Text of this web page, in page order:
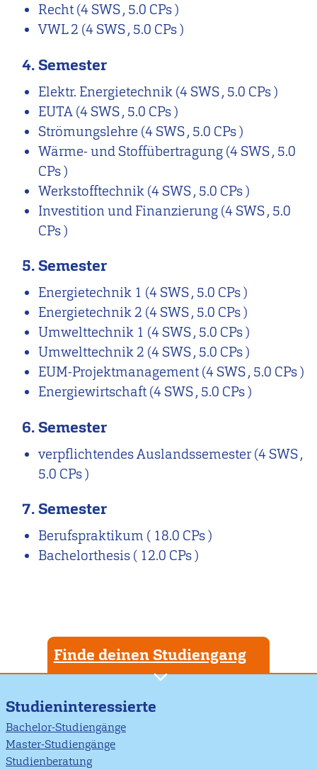
Recht(4 SWS , 5.0 CPs )
VWL 2 (4 SWS , 5.0 CPs )
4. Semester
Elektr. Energietechnik (4 SWS , 5.0 CPs )
EUTA (4 SWS , 5.0 CPs )
Strömungslehre (4 SWS , 5.0 CPs )
Wärme- und Stoffübertragung (4 SWS , 5.0
CPs )
Werkstofftechnik (4 SWS , 5.0 CPs )
Investition und Finanzierung (4 SWS , 5.0
CPs )
5. Semester
Energietechnik 1 (4 SWS , 5.0 CPs )
Energietechnik 2 (4 SWS , 5.0 CPs )
Umwelttechnik 1 (4 SWS , 5.0 CPs )
Umwelttechnik 2 (4 SWS , 5.0 CPs )
EUM-Projektmanagement(4 SWS , 5.0 CPs )
Energiewirtschaft(4 SWS , 5.0 CPs )
6. Semester
verpflichtendes Auslandssemester(4 SWS ,
5.0 CPs )
7. Semester
Berufspraktikum ( 18.0 CPs )
Bachelorthesis ( 12.0 CPs )
Finde deinen Studiengang
Studieninteressierte
Bachelor-Studiengänge
Master-Studiengänge
Studienberatung